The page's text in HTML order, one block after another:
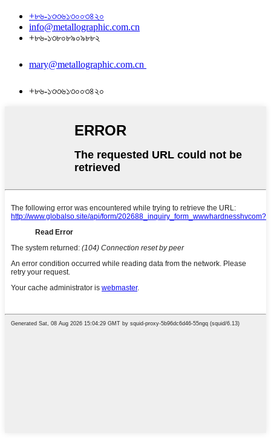
+৮৬-১৩৩৬১৩০০৩৪২০
info@metallographic.com.cn
+৮৬-১৩৮০৮৯০৯৮৮২
mary@metallographic.com.cn
+৮৬-১৩৩৬১৩০০৩৪২০